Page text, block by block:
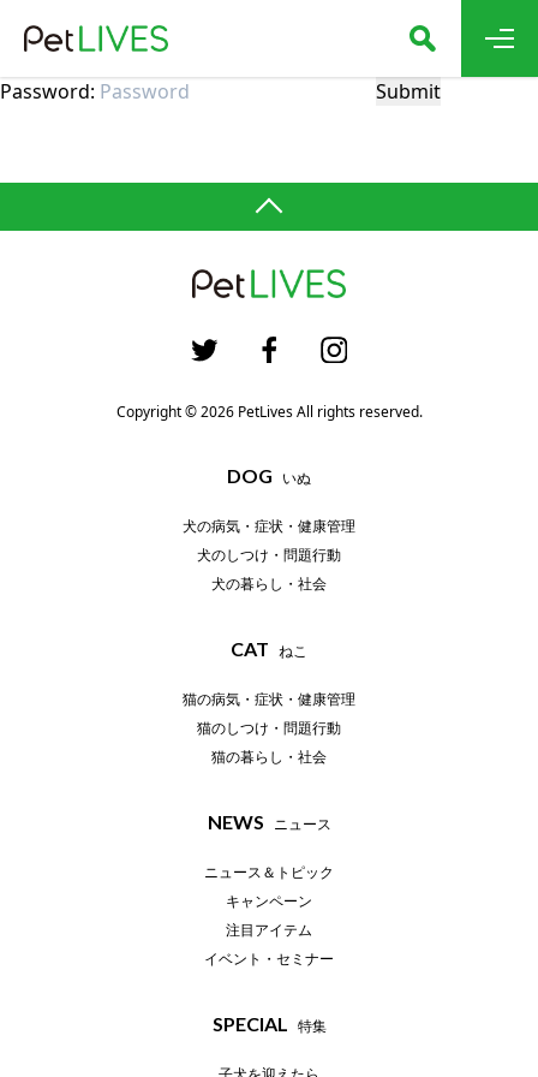
Password:
Copyright © 2026 PetLives All rights reserved.
DOG いぬ
犬の病気・症状・健康管理
犬のしつけ・問題行動
犬の暮らし・社会
CAT ねこ
猫の病気・症状・健康管理
猫のしつけ・問題行動
猫の暮らし・社会
NEWS ニュース
ニュース＆トピック
キャンペーン
注目アイテム
イベント・セミナー
SPECIAL 特集